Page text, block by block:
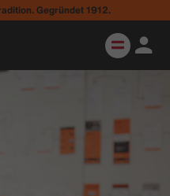
Gegründet 1912.